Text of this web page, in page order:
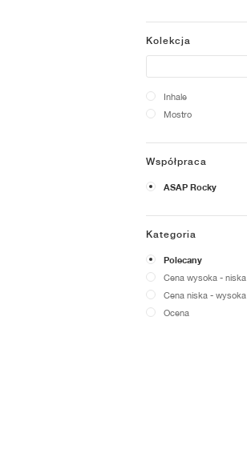
Kolekcja
Inhale
Mostro
Współpraca
ASAP Rocky
Kategoria
Polecany
Cena wysoka - niska
Cena niska - wysoka
Ocena